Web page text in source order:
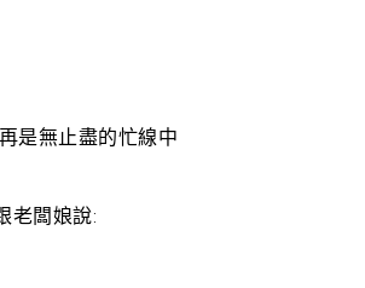
是無止盡的忙線中
老闆娘說: